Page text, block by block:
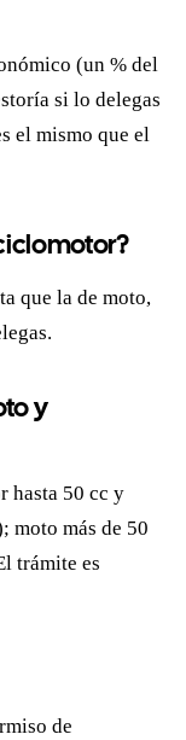
(un % del
si lo delegas
el mismo que el
que la de moto,
y
hasta 50 cc y
moto más de 50
trámite es
de